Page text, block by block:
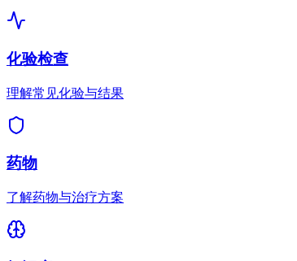
化验检查
理解常见化验与结果
药物
了解药物与治疗方案